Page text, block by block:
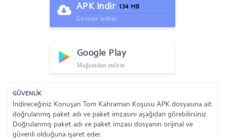
APK indir 134 MB
Güvenle indirin
Google Play
Mağazadan indirin
GÜVENLİK
İndireceğiniz Konuşan Tom Kahraman Koşusu APK dosyasına ait
doğrulanmış paket adı ve paket imzasını aşağıdan görebilirsiniz.
Doğrulanmış paket adı ve paket imzası dosyanın orijinal ve
güvenli olduğuna işaret eder.